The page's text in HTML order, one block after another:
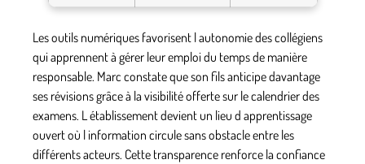
Les outils numériques favorisent l autonomie des collégiens
qui apprennent à gérer leur emploi du temps de manière
responsable. Marc constate que son fils anticipe davantage
ses révisions grâce à la visibilité offerte sur le calendrier des
examens. L établissement devient un lieu d apprentissage
ouvert où l information circule sans obstacle entre les
différents acteurs. Cette transparence renforce la confiance